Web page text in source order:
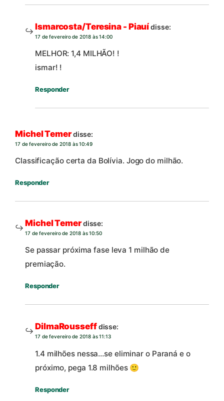
Ismarcosta/Teresina - Piauídisse:
17 de fevereiro de 2018 às 14:00
MELHOR: 1,4 MILHÃO! !
ismar! !
Responder
Michel Temerdisse:
17 de fevereiro de 2018 às 10:49
Classificação certa da Bolívia. Jogo do milhão.
Responder
Michel Temerdisse:
17 de fevereiro de 2018 às 10:50
Se passar próxima fase leva 1 milhão de
premiação.
Responder
DilmaRousseffdisse:
17 de fevereiro de 2018 às 11:13
1.4 milhões nessa…se eliminar o Paraná e o
próximo, pega 1.8 milhões 🙂
Responder